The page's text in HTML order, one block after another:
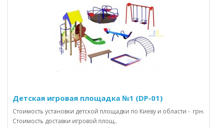
Детская игровая площадка №1 (DP-01)
Стоимость установки детской площадки по Киеву и области - грн.
Стоимость доставки игровой площ..